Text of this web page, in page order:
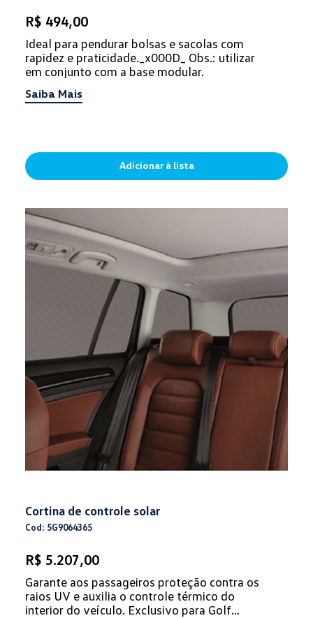
R$ 494,00
Ideal para pendurar bolsas e sacolas com
rapidez e praticidade._x000D_ Obs.: utilizar
em conjunto com a base modular.
Saiba Mais
Adicionar à lista
Cortina de controle solar
Cod: 5G9064365
R$ 5.207,00
Garante aos passageiros proteção contra os
raios UV e auxilia o controle térmico do
interior do veículo. Exclusivo para Golf